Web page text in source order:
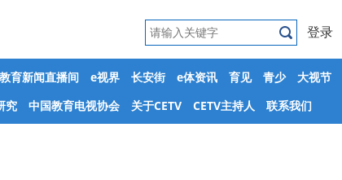
登录
教育新闻直播间 e视界 长安街 e体资讯 育见 青少 大视节
究 中国教育电视协会 关于CETV CETV主持人 联系我们